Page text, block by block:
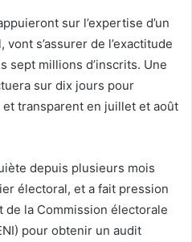
sur l’expertise d’un
s’assurer de l’exactitude
sept millions d’inscrits. Une
sur dix jours pour
transparent en juillet et août
depuis plusieurs mois
électoral, et a fait pression
la Commission électorale
pour obtenir un audit